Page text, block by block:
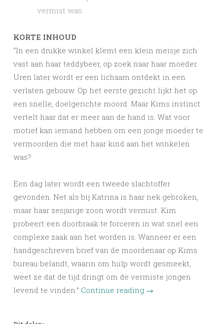
vermist was.
KORTE INHOUD
“In een drukke winkel klemt een klein meisje zich
vast aan haar teddybeer, op zoek naar haar moeder.
Uren later wordt er een lichaam ontdekt in een
verlaten gebouw. Op het eerste gezicht lijkt het op
een snelle, doelgerichte moord. Maar Kims instinct
vertelt haar dat er meer aan de hand is. Wat voor
motief kan iemand hebben om een jonge moeder te
vermoorden die met haar kind aan het winkelen
was?
Een dag later wordt een tweede slachtoffer
gevonden. Net als bij Katrina is haar nek gebroken,
maar haar zesjarige zoon wordt vermist. Kim
probeert een doorbraak te forceren in wat snel een
complexe zaak aan het worden is. Wanneer er een
handgeschreven brief van de moordenaar op Kims
bureau belandt, waarin om hulp wordt gesmeekt,
weet ze dat de tijd dringt om de vermiste jongen
levend te vinden.” Continue reading →